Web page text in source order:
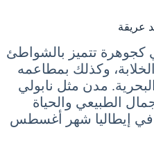
عريقة
كجوهرة تتميز بالشواطئ
وكذلك بمطاعمه
مدن مثل نابولي
الطبيعي والحياة
في إيطاليا شهر أغسطس